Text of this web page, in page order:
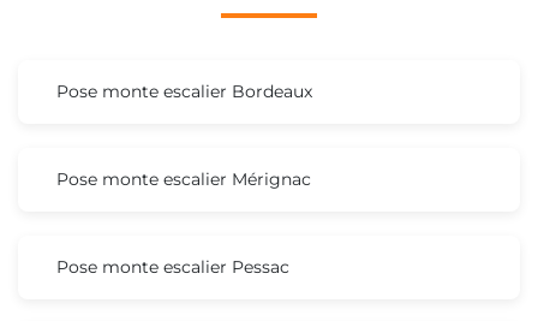
Pose monte escalier Bordeaux
Pose monte escalier Mérignac
Pose monte escalier Pessac